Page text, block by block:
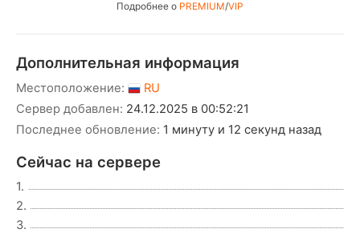
Подробнее о PREMIUM/VIP
Дополнительная информация
Местоположение:
RU
Сервер добавлен: 24.12.2025 в 00:52:21
Последнее обновление: 1 минуту и 12 секунд назад
Сейчас на сервере
1.
2.
3.